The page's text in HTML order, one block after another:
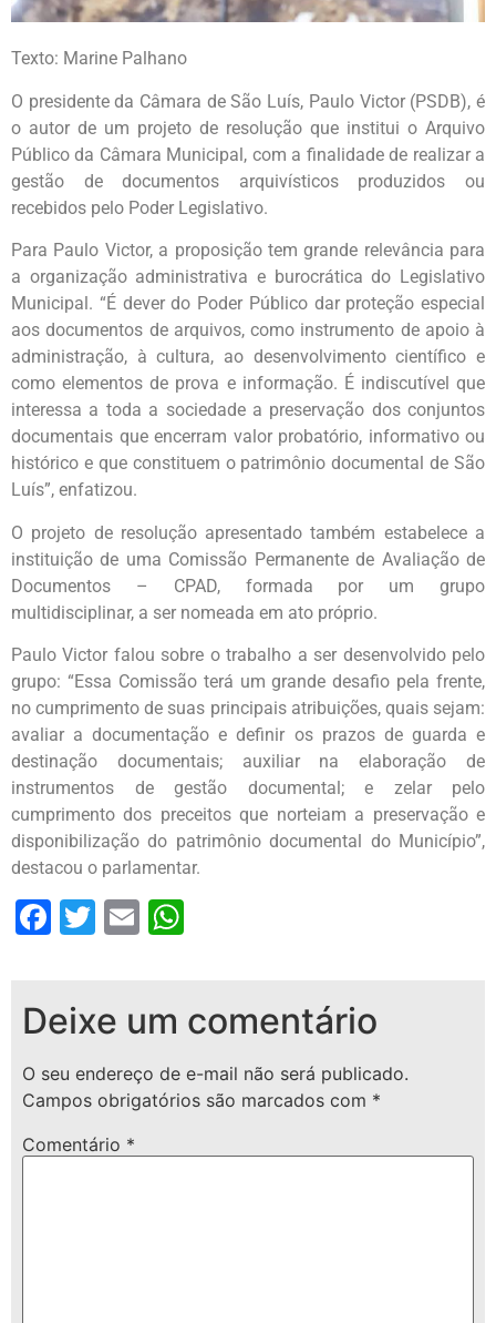
Texto: Marine Palhano
O presidente da Câmara de São Luís, Paulo Victor (PSDB), é
o autor de um projeto de resolução que institui o Arquivo
Público da Câmara Municipal, com a finalidade de realizar a
gestão de documentos arquivísticos produzidos ou
recebidos pelo Poder Legislativo.
Para Paulo Victor, a proposição tem grande relevância para
a organização administrativa e burocrática do Legislativo
Municipal. “É dever do Poder Público dar proteção especial
aos documentos de arquivos, como instrumento de apoio à
administração, à cultura, ao desenvolvimento científico e
como elementos de prova e informação. É indiscutível que
interessa a toda a sociedade a preservação dos conjuntos
documentais que encerram valor probatório, informativo ou
histórico e que constituem o patrimônio documental de São
Luís”, enfatizou.
O projeto de resolução apresentado também estabelece a
instituição de uma Comissão Permanente de Avaliação de
Documentos – CPAD, formada por um grupo
multidisciplinar, a ser nomeada em ato próprio.
Paulo Victor falou sobre o trabalho a ser desenvolvido pelo
grupo: “Essa Comissão terá um grande desafio pela frente,
no cumprimento de suas principais atribuições, quais sejam:
avaliar a documentação e definir os prazos de guarda e
destinação documentais; auxiliar na elaboração de
instrumentos de gestão documental; e zelar pelo
cumprimento dos preceitos que norteiam a preservação e
disponibilização do patrimônio documental do Município”,
destacou o parlamentar.
Facebook
Twitter
Email
Deixe um comentário
O seu endereço de e-mail não será publicado.
Campos obrigatórios são marcados com *
Comentário *